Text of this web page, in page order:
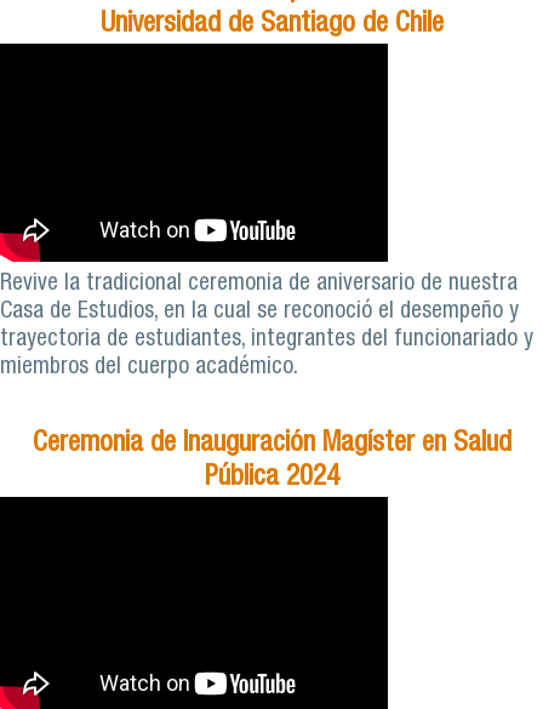
Universidad de Santiago de Chile
Revive la tradicional ceremonia de aniversario de nuestra
Casa de Estudios, en la cual se reconoció el desempeño y
trayectoria de estudiantes, integrantes del funcionariado y
miembros del cuerpo académico.
Ceremonia de Inauguración Magíster en Salud
Pública 2024